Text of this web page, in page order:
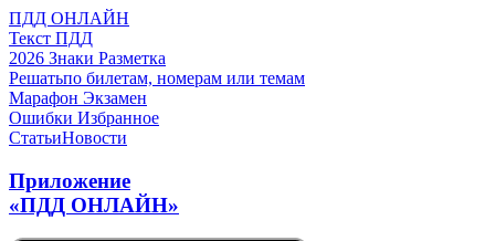
ПДД ОНЛАЙН
Текст ПДД
2026 Знаки Разметка
Решатьпо билетам, номерам или темам
Марафон Экзамен
Ошибки Избранное
СтатьиНовости
Приложение
«ПДД ОНЛАЙН»